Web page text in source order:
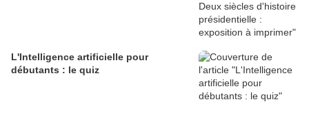
L'Intelligence artificielle pour
débutants : le quiz